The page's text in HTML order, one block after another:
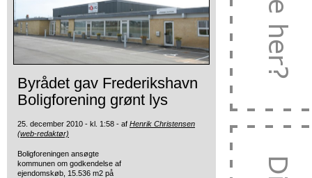
Byrådet gav Frederikshavn
Boligforening grønt lys
25. december 2010 - kl. 1:58 - af Henrik Christensen
(web-redaktør)
Boligforeningen ansøgte
kommunen om godkendelse af
ejendomskøb, 15.536 m2 på